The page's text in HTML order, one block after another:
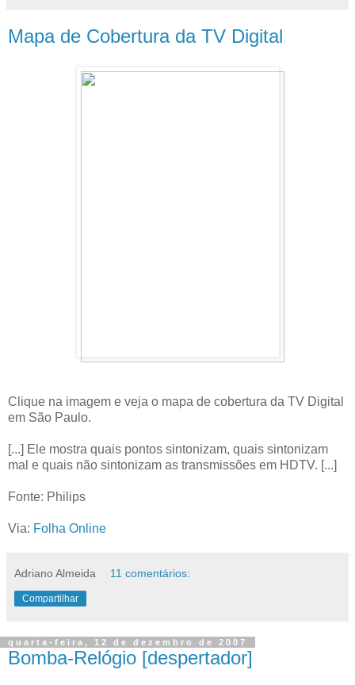
Mapa de Cobertura da TV Digital
Clique na imagem e veja o mapa de cobertura da TV Digital
em São Paulo.
[...] Ele mostra quais pontos sintonizam, quais sintonizam
mal e quais não sintonizam as transmissões em HDTV. [...]
Fonte: Philips
Via: Folha Online
Adriano Almeida 11 comentários:
Compartilhar
quarta-feira, 12 de dezembro de 2007
Bomba-Relógio [despertador]